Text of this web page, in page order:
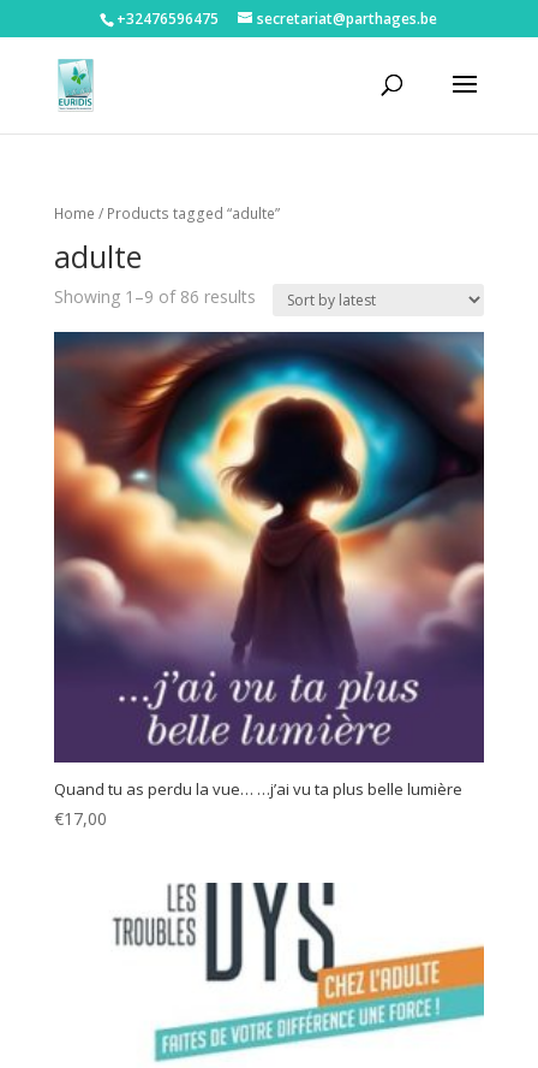
+32476596475‬ secretariat@parthages.be
Home / Products tagged “adulte”
adulte
Showing 1–9 of 86 results
Quand tu as perdu la vue… …j’ai vu ta plus belle lumière
€17,00